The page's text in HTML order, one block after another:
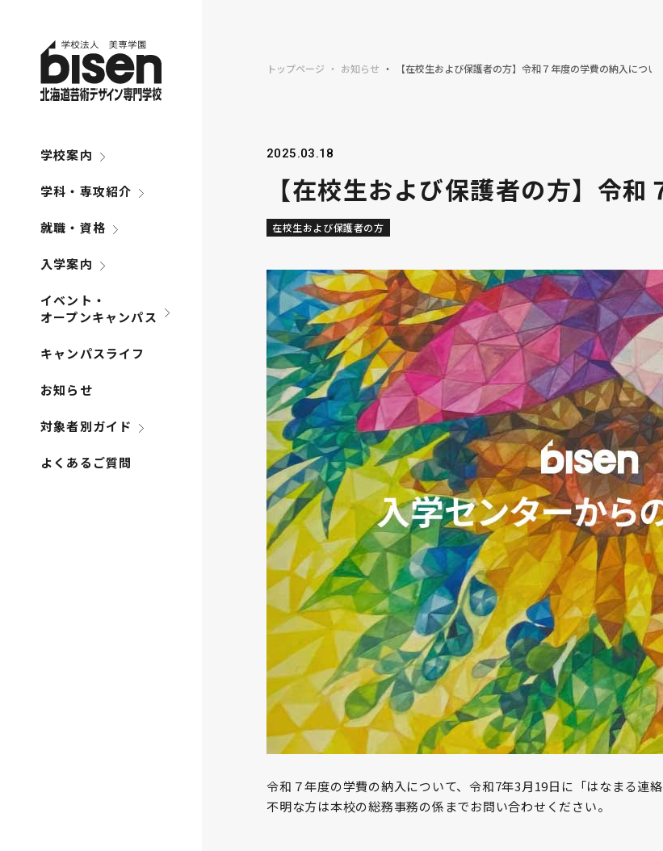
学校案内
学科・専攻紹介
就職・資格
入学案内
イベント・
オープンキャンパス
キャンパスライフ
お知らせ
対象者別ガイド
よくあるご質問
トップページ お知らせ 【在校生および保護者の方】令和７年度の学費の納入について
2025.03.18
【在校生および保護者の方】令
在校生および保護者の方
令和７年度の学費の納入について、令和7年3月19日に「はなまる連
不明な方は本校の総務事務の係までお問い合わせください。